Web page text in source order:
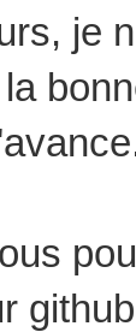
je